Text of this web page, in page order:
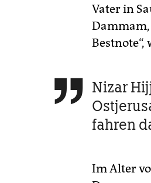
Vater in
 Nizar
fahren
Im Alter